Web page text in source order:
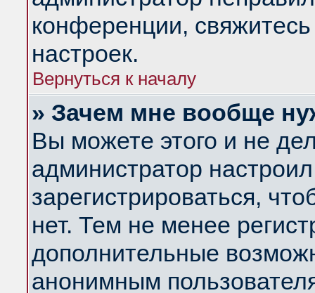
конференции,
настроек.
Вернуться к началу
» Зачем мне вообще
Вы можете этого и не
администратор
зарегистрироваться,
нет. Тем не менее
дополнительные
анонимным